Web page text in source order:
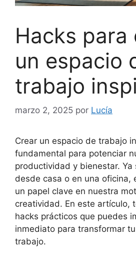
Hacks para
un espacio
trabajo
marzo 2, 2025 por Lucía
Crear un espacio de trabajo
fundamental para potenciar
productividad y bienestar. Ya
desde casa o en una oficina,
un papel clave en nuestra
creatividad. En este artículo,
hacks prácticos que puedes
inmediato para transformar
trabajo.